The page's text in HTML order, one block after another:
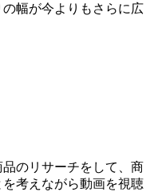
幅が今よりもさらに広
のリサーチをして、商
考えながら動画を視聴